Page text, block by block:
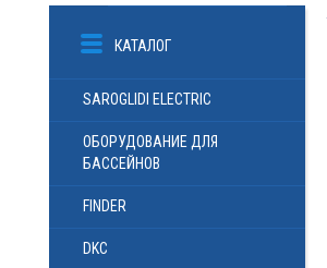
КАТАЛОГ
SAROGLIDI ELECTRIC
ОБОРУДОВАНИЕ ДЛЯ
БАССЕЙНОВ
FINDER
DKC